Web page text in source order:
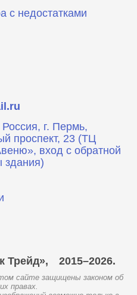
с недостатками
г. Пермь,
проспект, 23 (ТЦ
вход с обратной
здания)
Трейд», 2015–2026.
сайте защищены законом об
правах.